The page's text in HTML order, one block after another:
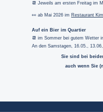
📆 Jeweils am ersten Freitag im
👀 ab Mai 2026 im Restaurant
Auf ein Bier im Quartier
📆 im Sommer bei gutem Wetter
An den Samstagen, 16.05.,
Sie sind bei
auch wenn Sie